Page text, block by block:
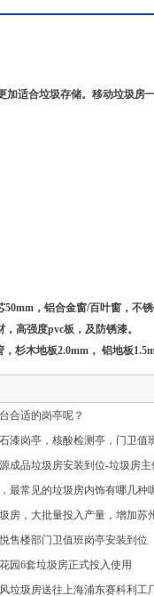
适合垃圾存储。移动垃圾房
，铝合金窗/百叶窗，不锈
高强度pvc板，及防锈漆。
杉木地板2.0mm， 铝地板
合适的岗亭呢？
漆岗亭，核酸检测亭，门卫值
成品垃圾房安装到位-垃圾房主
最常见的垃圾房内饰有哪几种
房，大批量投入产量，增加苏
售楼部门卫值班岗亭安装到位
园6套垃圾房正式投入使用
垃圾房送往上海浦东赛科利工